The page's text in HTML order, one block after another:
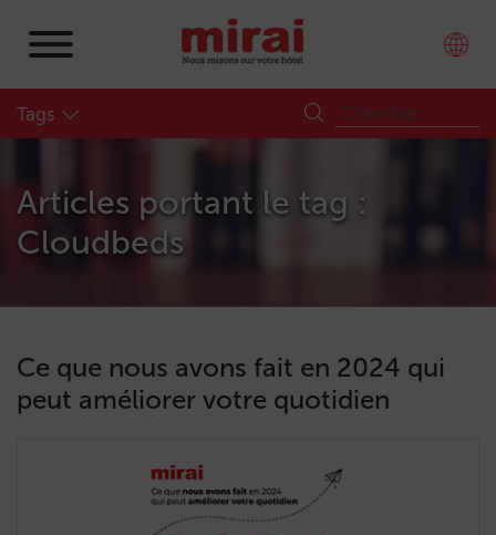
Tags
Articles portant le tag :
Cloudbeds
Ce que nous avons fait en 2024 qui
peut améliorer votre quotidien